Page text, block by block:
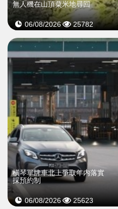
無人機在山頂粟米地尋回
06/08/2026 25782
橫琴單牌車北上爭取年内落實
採預約制
06/08/2026 25623